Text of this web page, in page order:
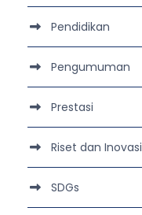
Pendidikan
Pengumuman
Prestasi
Riset dan Inovasi
SDGs